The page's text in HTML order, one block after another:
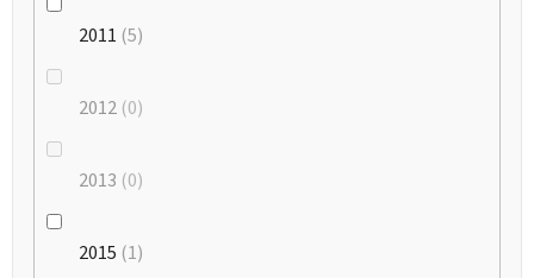
2011 5
2012 0
2013 0
2015 1